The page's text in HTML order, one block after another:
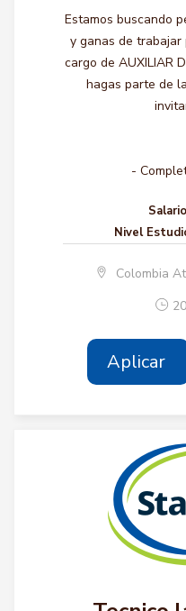
Estamos buscando
y ganas de
cargo de AUXILIAR
hagas parte de
-
Nivel
Colombia
Aplicar